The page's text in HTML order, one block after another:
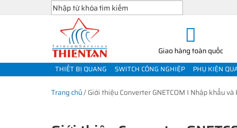
Giao hàng toàn quốc
THIẾT BỊ QUANG SWITCH CÔNG NGHIỆP PHỤ KIỆN
Trang chủ/Giới thiệu Converter GNETCOM I Nhập khẩu